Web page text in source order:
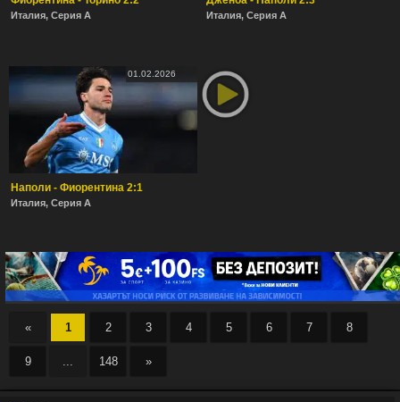
Италия, Серия А Италия, Серия А
01.02.2026
Наполи - Фиорентина 2:1
Италия, Серия А
« 1 2 3 4 5 6 7 8
9 148 »